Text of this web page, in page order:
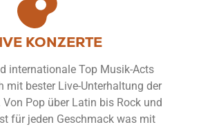
KONZERTE
internationale Top Musik-Acts
mit bester Live-Unterhaltung der
Pop über Latin bis Rock und
für jeden Geschmack was mit